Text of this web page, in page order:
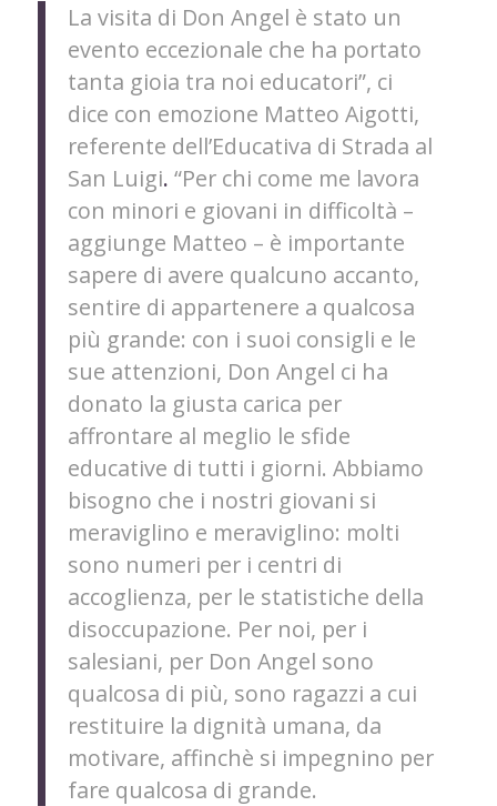
La visita di Don Angel è stato un
evento eccezionale che ha portato
tanta gioia tra noi educatori”, ci
dice con emozione Matteo Aigotti,
referente dell’Educativa di Strada al
San Luigi. “Per chi come me lavora
con minori e giovani in difficoltà –
aggiunge Matteo – è importante
sapere di avere qualcuno accanto,
sentire di appartenere a qualcosa
più grande: con i suoi consigli e le
sue attenzioni, Don Angel ci ha
donato la giusta carica per
affrontare al meglio le sfide
educative di tutti i giorni. Abbiamo
bisogno che i nostri giovani si
meraviglino e meraviglino: molti
sono numeri per i centri di
accoglienza, per le statistiche della
disoccupazione. Per noi, per i
salesiani, per Don Angel sono
qualcosa di più, sono ragazzi a cui
restituire la dignità umana, da
motivare, affinchè si impegnino per
fare qualcosa di grande.